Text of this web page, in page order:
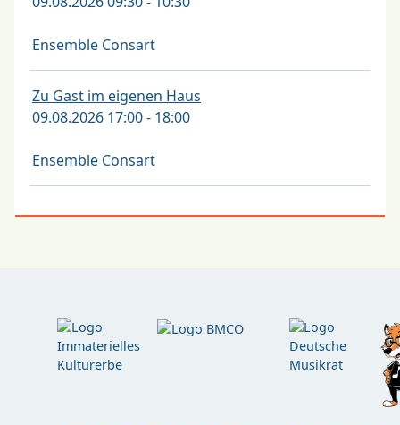
Ensemble Consart
Zu Gast im eigenen Haus
09.08.2026 17:00 - 18:00
Ensemble Consart